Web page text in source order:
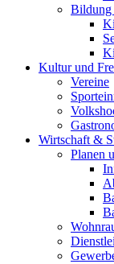
Bildung
Kultur und
Vereine
Wirtschaft &
Planen